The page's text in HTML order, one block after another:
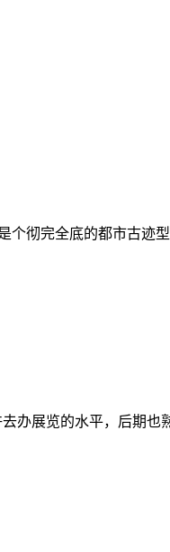
个彻完全底的都市古迹
办展览的水平，后期